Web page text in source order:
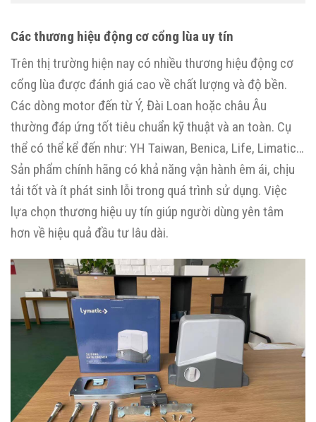
Các thương hiệu động cơ cổng lùa uy tín
Trên thị trường hiện nay có nhiều thương hiệu động cơ
cổng lùa được đánh giá cao về chất lượng và độ bền.
Các dòng motor đến từ Ý, Đài Loan hoặc châu Âu
thường đáp ứng tốt tiêu chuẩn kỹ thuật và an toàn. Cụ
thể có thể kể đến như: YH Taiwan, Benica, Life, Limatic…
Sản phẩm chính hãng có khả năng vận hành êm ái, chịu
tải tốt và ít phát sinh lỗi trong quá trình sử dụng. Việc
lựa chọn thương hiệu uy tín giúp người dùng yên tâm
hơn về hiệu quả đầu tư lâu dài.